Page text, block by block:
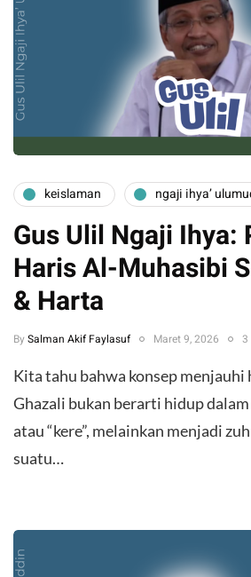
keislaman ngaji ihya’
Gus Ulil Ngaji Ihya:
Haris Al-Muhasibi
& Harta
By Salman Akif Faylasuf Maret 9, 2026 3
Kita tahu bahwa konsep
Ghazali bukan berarti hidup
atau “kere”, melainkan menjadi
suatu…